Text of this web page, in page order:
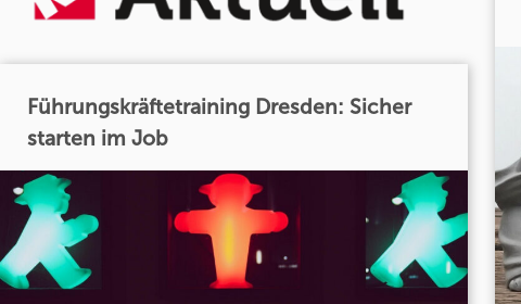
Führungskräftetraining Dresden: Sicher
starten im Job